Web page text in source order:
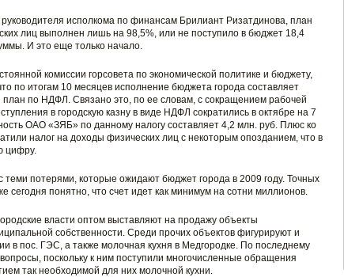
исполкома по финансам Брилиант Ризатдинова, план
лиц выполнен лишь на 98,5%, или не поступило в бюджет 18,4
И это еще только начало.
комиссии горсовета по экономической политике и бюджету,
по итогам 10 месяцев исполнение бюджета города составляет
по НДФЛ. Связано это, по ее словам, с сокращением рабочей
в городскую казну в виде НДФЛ сократились в октябре на 7
ОАО «ЗЯБ» по данному налогу составляет 4,2 млн. руб. Плюс ко
налог на доходы физических лиц с некоторым опозданием, что в
цифру.
теми потерями, которые ожидают бюджет города в 2009 году. Точных
сегодня понятно, что счет идет как минимум на сотни миллионов.
власти оптом выставляют на продажу объекты
собственности. Среди прочих объектов фигурируют и
в пос. ГЭС, а также молочная кухня в Медгородке. По последнему
поскольку к ним поступили многочисленные обращения
так необходимой для них молочной кухни.